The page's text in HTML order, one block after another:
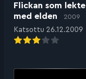
Flickan som lekte
med elden
2009
Katsottu 26.12.2009